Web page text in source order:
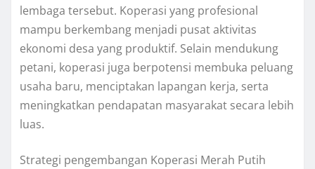
lembaga tersebut. Koperasi yang profesional
mampu berkembang menjadi pusat aktivitas
ekonomi desa yang produktif. Selain mendukung
petani, koperasi juga berpotensi membuka peluang
usaha baru, menciptakan lapangan kerja, serta
meningkatkan pendapatan masyarakat secara lebih
luas.
Strategi pengembangan Koperasi Merah Putih